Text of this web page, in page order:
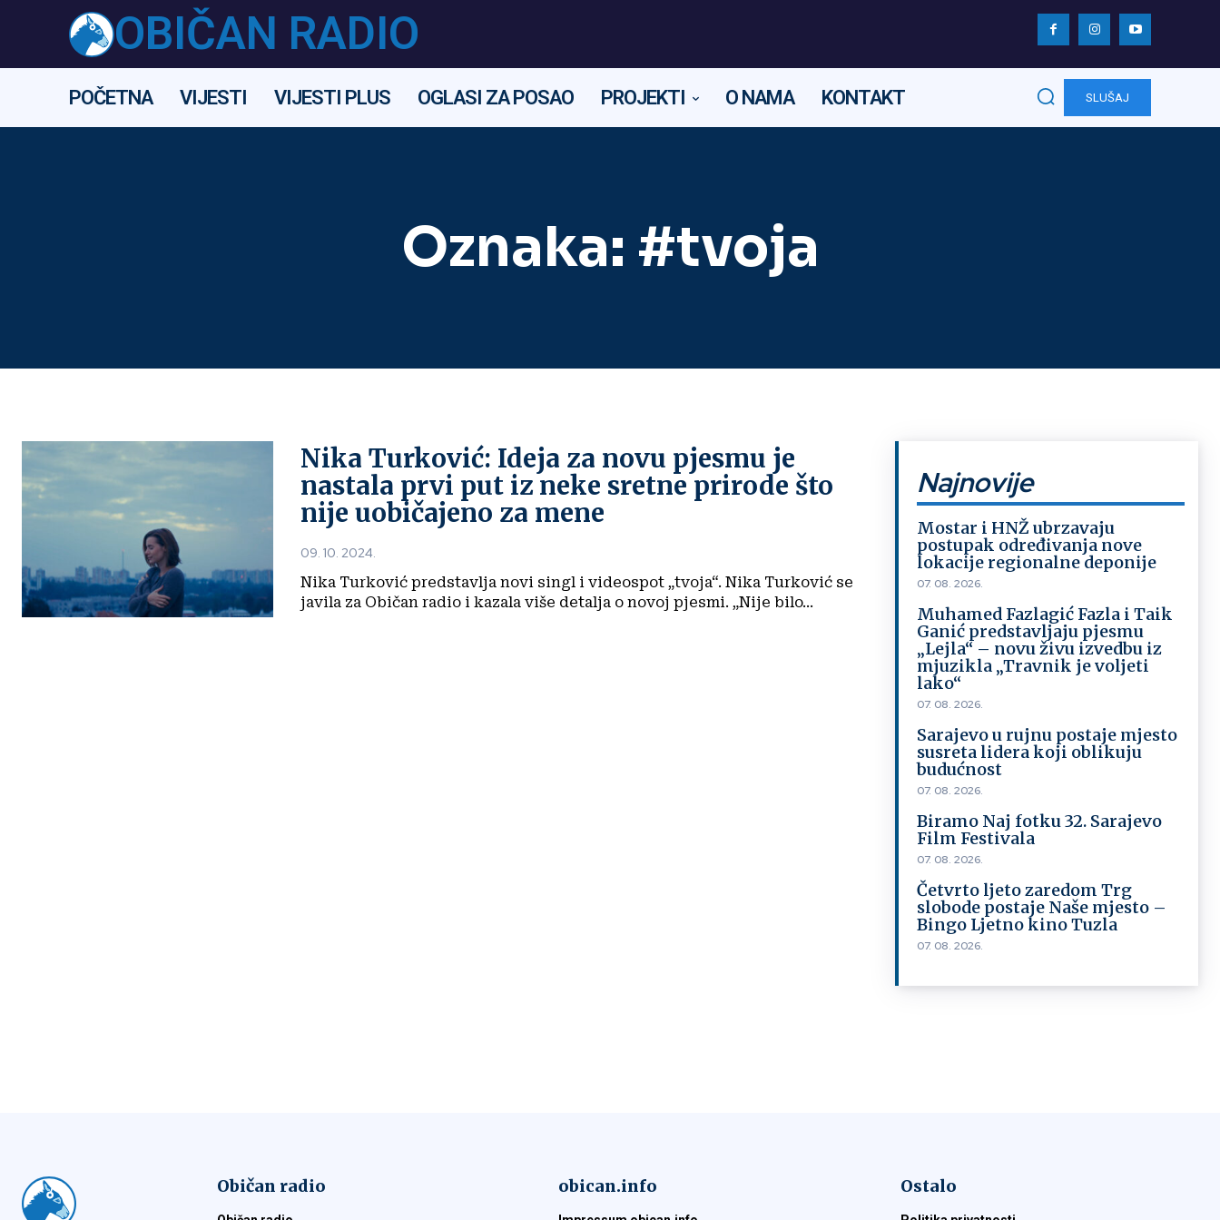
OBIČAN RADIO
POČETNA VIJESTI VIJESTI PLUS OGLASI ZA POSAO PROJEKTI O NAMA KONTAKT SLUŠAJ
Oznaka: #tvoja
Nika Turković: Ideja za novu pjesmu je
nastala prvi put iz neke sretne prirode što
nije uobičajeno za mene
09. 10. 2024.
Nika Turković predstavlja novi singl i videospot „tvoja“. Nika Turković se
javila za Običan radio i kazala više detalja o novoj pjesmi. „Nije bilo...
Najnovije
Mostar i HNŽ ubrzavaju
postupak određivanja nove
lokacije regionalne deponije
07. 08. 2026.
Muhamed Fazlagić Fazla i Taik
Ganić predstavljaju pjesmu
„Lejla“ – novu živu izvedbu iz
mjuzikla „Travnik je voljeti
lako“
07. 08. 2026.
Sarajevo u rujnu postaje mjesto
susreta lidera koji oblikuju
budućnost
07. 08. 2026.
Biramo Naj fotku 32. Sarajevo
Film Festivala
07. 08. 2026.
Četvrto ljeto zaredom Trg
slobode postaje Naše mjesto –
Bingo Ljetno kino Tuzla
07. 08. 2026.
Običan radio obican.info Ostalo